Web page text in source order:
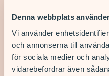
Denna webbplats
Vi använder
och annonserna till
för sociala medier och
vidarebefordrar även
Läs mer om Region